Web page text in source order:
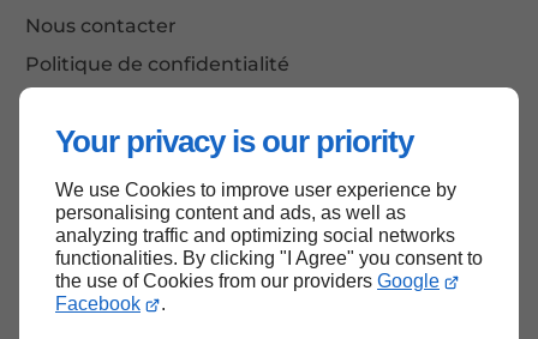
Your privacy is our priority
We use Cookies to improve user experience by
personalising content and ads, as well as
analyzing traffic and optimizing social networks
functionalities. By clicking "I Agree" you consent to
the use of Cookies from our providers Google
Facebook
.
Nous contacter
Politique de confidentialité
Haut de page